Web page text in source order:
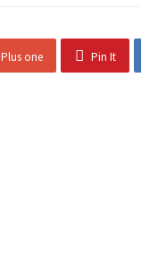
Plus one Pin It